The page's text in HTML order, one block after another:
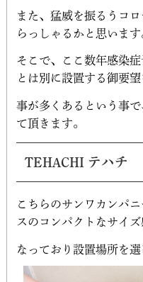
また、猛威を振るうコ
らっしゃるかと思います
そこで、ここ数年感染
とは別に設置する御要望
事が多くあるという事
て頂きます。
TEHACHI テハチ
こちらのサンワカンパ
スのコンパクトなサイズ
なっており設置場所を選